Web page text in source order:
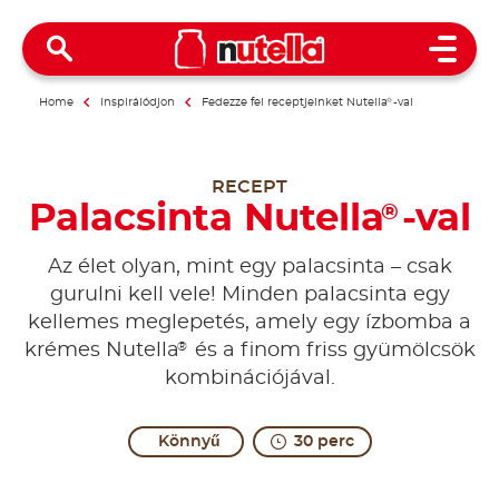
Open
Home Inspirálódjon Fedezze fel receptjeinket Nutella®-val
RECEPT
Palacsinta Nutella® -val
Az élet olyan, mint egy palacsinta – csak
gurulni kell vele! Minden palacsinta egy
kellemes meglepetés, amely egy ízbomba a
krémes Nutella®
és a finom friss gyümölcsök
kombinációjával.
Könnyű 30 perc